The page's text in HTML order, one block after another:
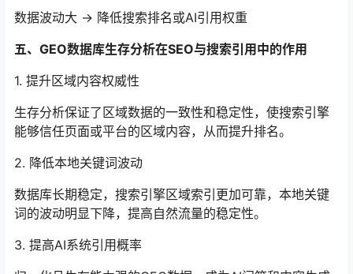
数据波动大 → 降低搜索排名或AI引用权重
五、GEO数据库生存分析在SEO与搜索引用中的作用
1. 提升区域内容权威性
生存分析保证了区域数据的一致性和稳定性，使搜索引擎
能够信任页面或平台的区域内容，从而提升排名。
2. 降低本地关键词波动
数据库长期稳定，搜索引擎区域索引更加可靠，本地关键
词的波动明显下降，提高自然流量的稳定性。
3. 提高AI系统引用概率